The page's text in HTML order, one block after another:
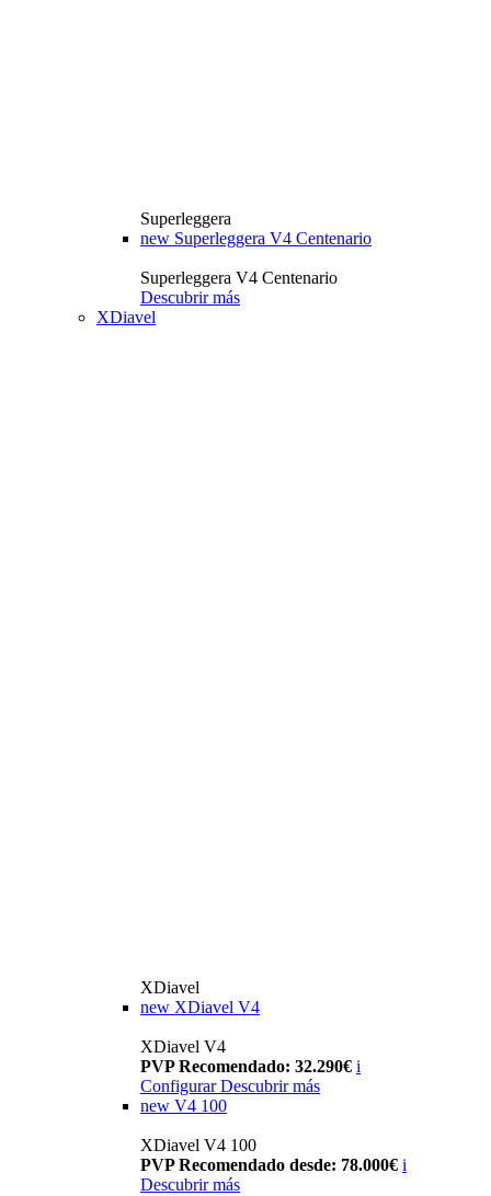
Superleggera
new Superleggera V4 Centenario
Superleggera V4 Centenario
Descubrir más
XDiavel
XDiavel
new XDiavel V4
XDiavel V4
PVP Recomendado: 32.290€ i
Configurar Descubrir más
new V4 100
XDiavel V4 100
PVP Recomendado desde: 78.000€ i
Descubrir más